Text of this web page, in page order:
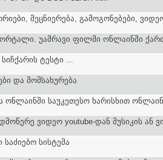
მეცნიერება, გამოგონებები,
უამრავი ფილმი ონლაინში
ტესტი ...
და მომსახურება
ონლაინში საუკეთესო ხარისხით
ვიდეო youtube-დან მუსიკის ან
სისტემა